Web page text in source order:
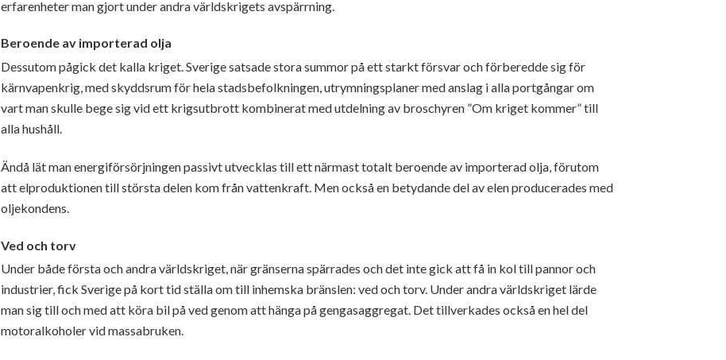
erfarenheter man gjort under andra världskrigets avspärrning.
Beroende av importerad olja
Dessutom pågick det kalla kriget. Sverige satsade stora summor på ett starkt försvar och förberedde sig för
kärnvapenkrig, med skyddsrum för hela stadsbefolkningen, utrymningsplaner med anslag i alla portgångar om
vart man skulle bege sig vid ett krigsutbrott kombinerat med utdelning av broschyren ”Om kriget kommer” till
alla hushåll.
Ändå lät man energiförsörjningen passivt utvecklas till ett närmast totalt beroende av importerad olja, förutom
att elproduktionen till största delen kom från vattenkraft. Men också en betydande del av elen producerades med
oljekondens.
Ved och torv
Under både första och andra världskriget, när gränserna spärrades och det inte gick att få in kol till pannor och
industrier, fick Sverige på kort tid ställa om till inhemska bränslen: ved och torv. Under andra världskriget lärde
man sig till och med att köra bil på ved genom att hänga på gengasaggregat. Det tillverkades också en hel del
motoralkoholer vid massabruken.